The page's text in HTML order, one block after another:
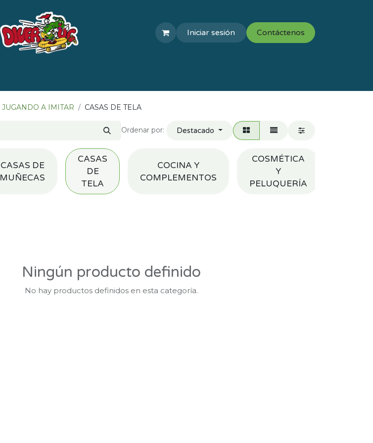
Iniciar sesión Contáctenos
JUGANDO A IMITAR CASAS DE TELA
Ordenar por: Destacado
CASAS DE
MUÑECAS
CASAS
DE
TELA
COCINA Y
COMPLEMENTOS
COSMÉTICA
Y
PELUQUERÍA
Ningún producto definido
No hay productos definidos en esta categoría.